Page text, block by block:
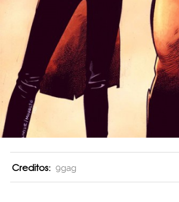
Creditos: 9gag